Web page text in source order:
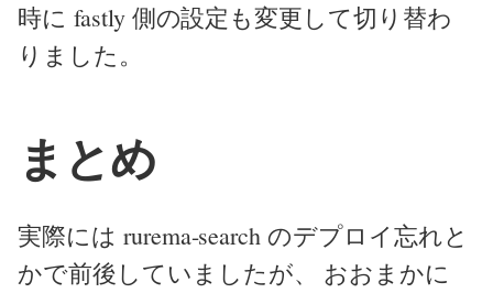
時に fastly 側の設定も変更して切り替わ
りました。
まとめ
実際には rurema-search のデプロイ忘れと
かで前後していましたが、 おおまかに